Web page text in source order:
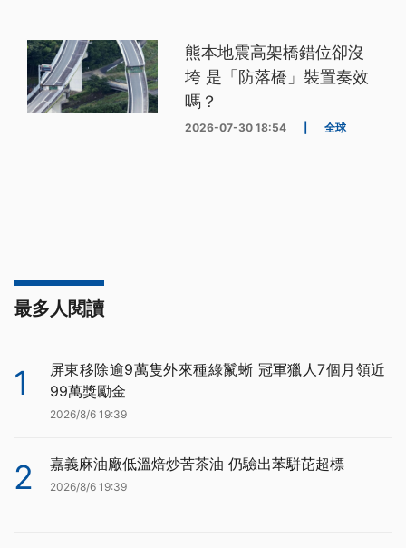
熊本地震高架橋錯位卻沒
垮 是「防落橋」裝置奏效
嗎？
2026-07-30 18:54 全球
最多人閱讀
1
屏東移除逾9萬隻外來種綠鬣蜥 冠軍獵人7個月領近
99萬獎勵金
2026/8/6 19:39
2 嘉義麻油廠低溫焙炒苦茶油 仍驗出苯駢芘超標
2026/8/6 19:39